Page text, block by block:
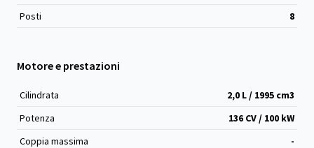
Posti
8
Motore e prestazioni
Cilindrata 2,0 L / 1995 cm3
Potenza
136 CV / 100 kW
Coppia massima
-